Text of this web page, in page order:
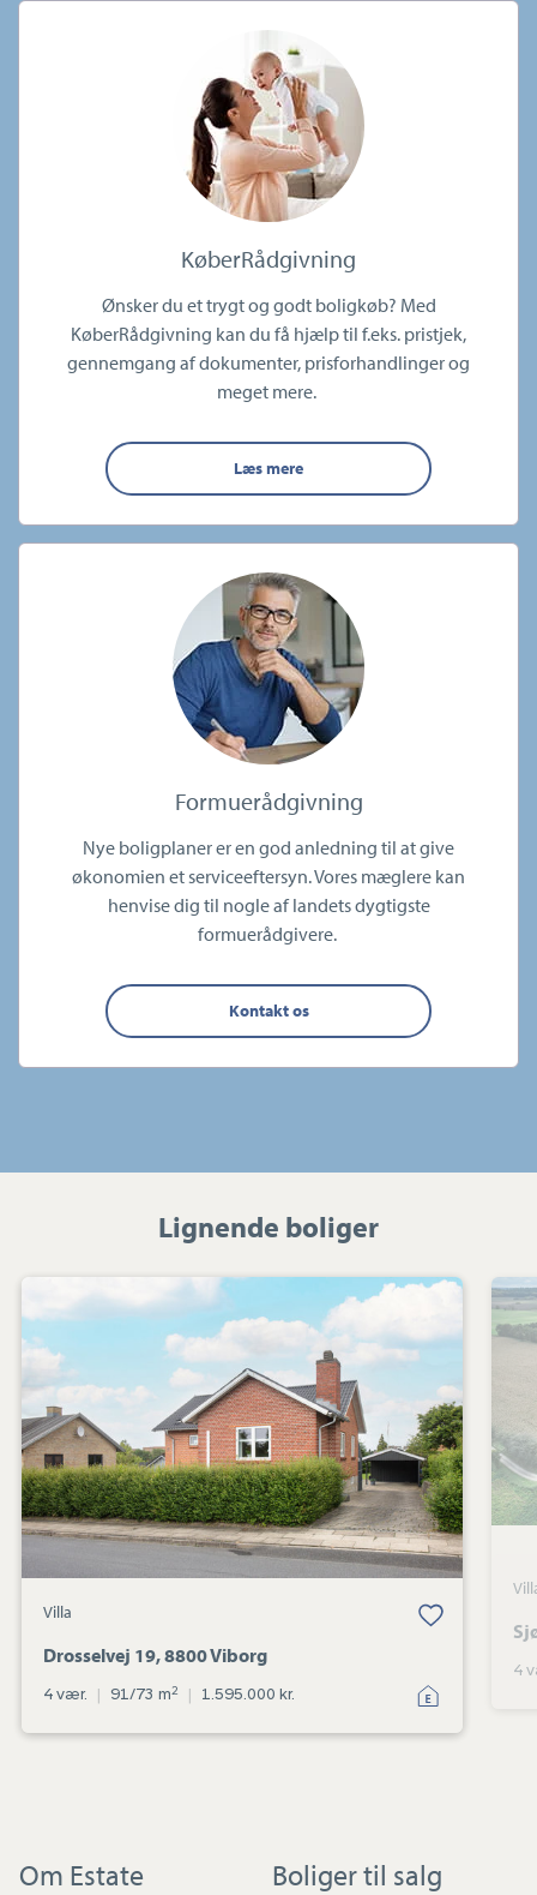
KøberRådgivning
Ønsker du et trygt og godt boligkøb? Med
KøberRådgivning kan du få hjælp til f.eks. pristjek,
gennemgang af dokumenter, prisforhandlinger og
meget mere.
Læs mere
Formuerådgivning
Nye boligplaner er en god anledning til at give
økonomien et serviceeftersyn. Vores mæglere kan
henvise dig til nogle af landets dygtigste
formuerådgivere.
Kontakt os
Lignende boliger
Drosselvej
8800
Viborg
Villa
Drosselvej 19, 8800 Viborg
4 vær. | 91/73 m2 | 1.595.000 kr.
4
Om Estate Boliger til salg